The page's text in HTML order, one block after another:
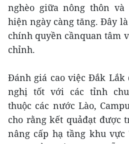
nghèo giữa nông thôn
hiện ngày càng tăng. Đây
chính quyền cầnquan tâm
chỉnh.
Đánh giá cao việc Đắk
nghị tốt với các tỉnh
thuộc các nước Lào,
cho rằng kết quảđạt được
nâng cấp hạ tầng khu